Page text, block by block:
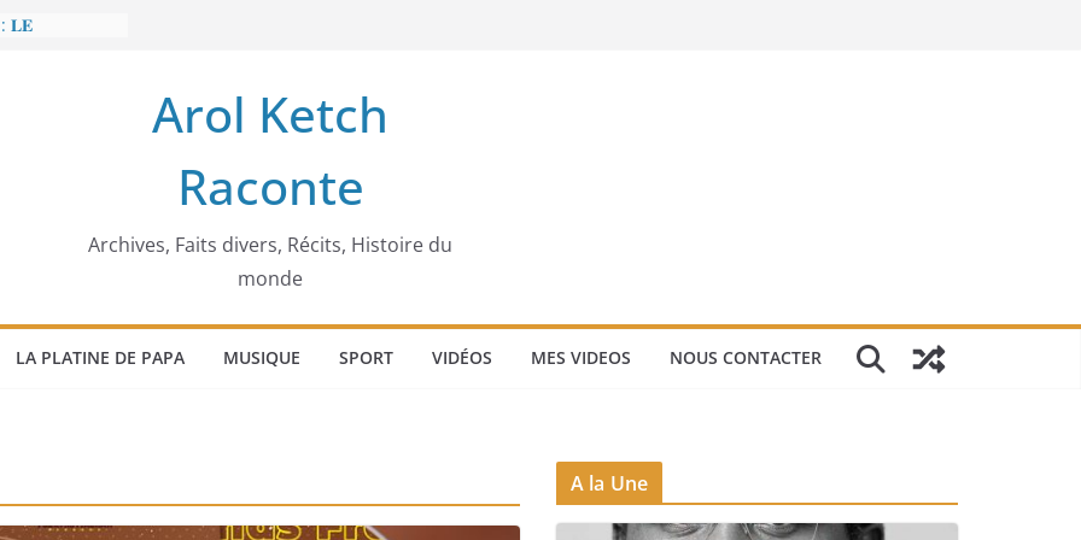
𝐋𝐄
𝐨𝐫𝐝𝐢𝐧𝐚𝐭𝐞𝐮𝐫
Arol Ketch
Raconte
Archives, Faits divers, Récits, Histoire du
monde
LA PLATINE DE PAPA MUSIQUE SPORT VIDÉOS MES VIDEOS NOUS CONTACTER
A la Une